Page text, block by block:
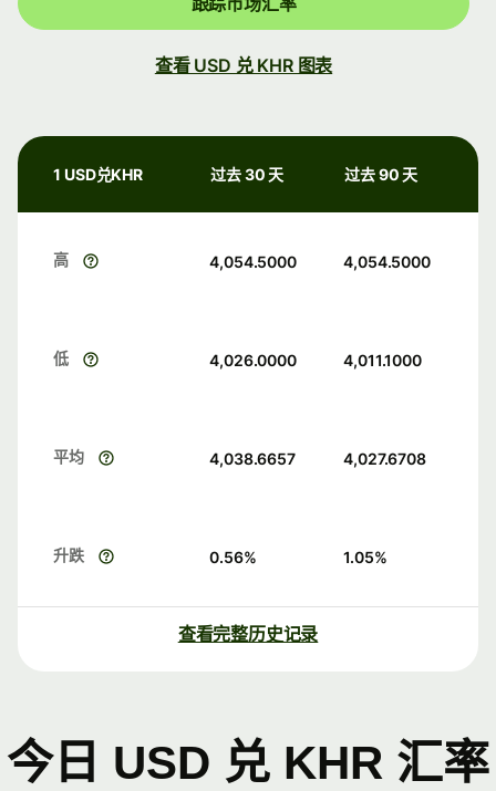
查看 USD 兑 KHR 图表
1 USD兑KHR 过去 30 天 过去 90 天
高 4,054.5000 4,054.5000
低 4,026.0000 4,011.1000
平均 4,038.6657 4,027.6708
升跌 0.56% 1.05%
查看完整历史记录
今日 USD 兑 KHR 汇率